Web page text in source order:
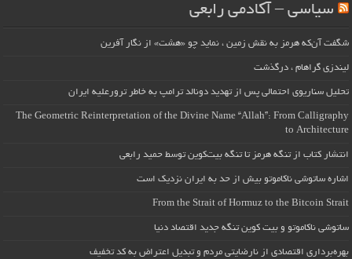
سیاسی – آکادمی رابعی
شگفت آن‌که هرمز به نقش زمین ، نماید چو «هشت» از نگار آفرین
لیندزی گراهام ، درگذشت
تحلیل سناریوی احتمالی پس از تهدید دونالد ترامپ به خاطر ترورعلیه ایران
The Geometric Reinterpretation of the Divine Name “Allah”: From Calligraphy
to Architecture
انتشار کتاب از تنگه هرمز تا تنگه بیت‌کوین توسط حمید رابعی
اشاره ساتوشی ناکاموتو بیش از حد به ایران نزدیک است
From the Strait of Hormuz to the Bitcoin Strait
ساتوشی ناکاموتو و بیت کوین تنگه جدید اقتصاد دنیا
بهره‌برداری اقتصادی از نارضایتی مردم و تبدیل اعتراض به کد تخفیف